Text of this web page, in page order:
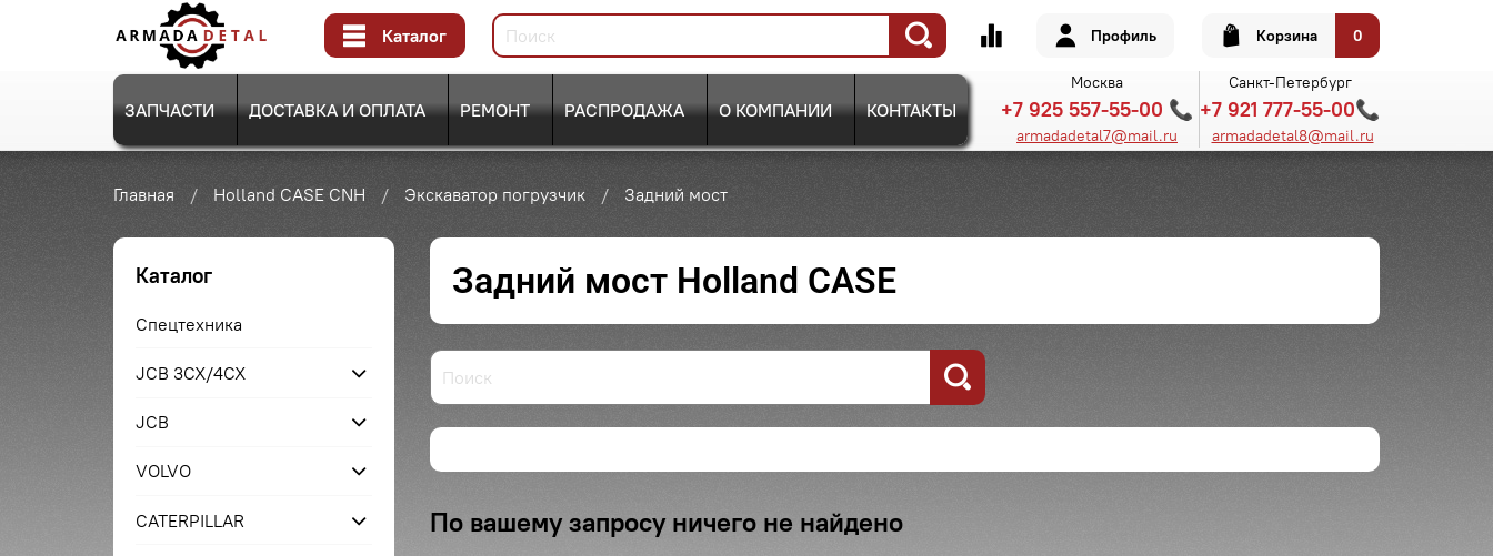
Каталог Профиль Корзина 0
ЗАПЧАСТИ ДОСТАВКА И ОПЛАТА РЕМОНТ РАСПРОДАЖА О КОМПАНИИ КОНТАКТЫ
Москва Санкт-Петербург
+7 925 557-55-00 📞 +7 921 777-55-00📞
armadadetal7@mail.ru armadadetal8@mail.ru
Главная Holland CASE CNH Экскаватор погрузчик Задний мост
Задний мост Holland CASE
По вашему запросу ничего не найдено
Каталог
Спецтехника
JCB 3CX/4CX
JCB
VOLVO
CATERPILLAR